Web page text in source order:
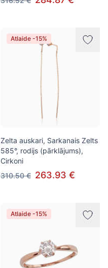
Atlaide -15%
Zelta auskari, Sarkanais Zelts
585°, rodijs (pārklājums),
Cirkoni
310.50 € 263.93 €
Atlaide -15%